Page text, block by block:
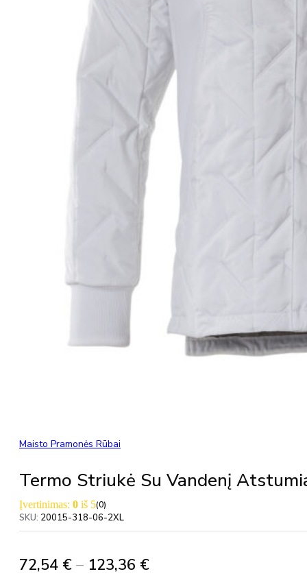
Maisto Pramonės Rūbai
Termo Striukė Su Vandenį
Įvertinimas: 0 iš 5(0)
SKU: 20015-318-06-2XL
72,54 € – 123,36 €Price